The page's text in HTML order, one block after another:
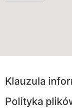
Klauzula
Polityka